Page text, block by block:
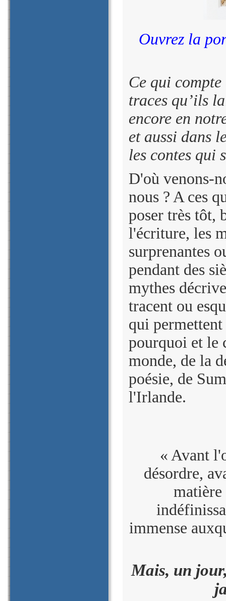
Ouvrez la
Ce qui
traces qu’ils
encore en
et aussi dans
les contes qui
D'où venons-
nous ? A ces
poser très tôt,
l'écriture, les
surprenantes
pendant des
mythes
tracent ou
qui
pourquoi et le
monde, de la
poésie, de
l'Irlande.
« Avant
désordre,
matière
immense
Mais, un